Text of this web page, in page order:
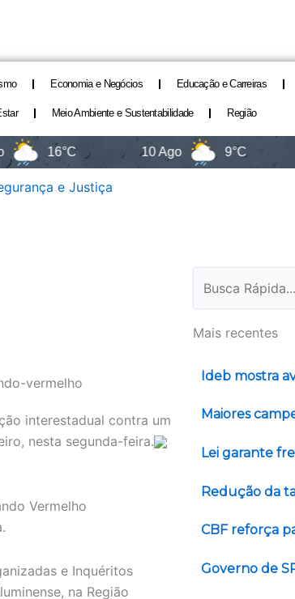
Economia e Negócios Educação e Carreiras
Meio Ambiente e Sustentabilidade Região
16°C 10 Ago 9°C
e Justiça
interestadual contra um
nesta segunda-feira.
Vermelho
e Inquéritos
na Região
Mais recentes
Ideb mostra
Maiores
Lei garante
Redução da
CBF reforça
Governo de